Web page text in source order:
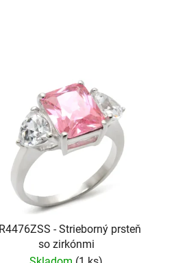
- Strieborný prsteň
so zirkónmi